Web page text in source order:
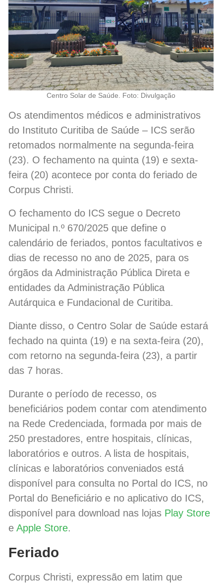
Centro Solar de Saúde. Foto: Divulgação
Os atendimentos médicos e administrativos
do Instituto Curitiba de Saúde – ICS serão
retomados normalmente na segunda-feira
(23). O fechamento na quinta (19) e sexta-
feira (20) acontece por conta do feriado de
Corpus Christi.
O fechamento do ICS segue o Decreto
Municipal n.º 670/2025 que define o
calendário de feriados, pontos facultativos e
dias de recesso no ano de 2025, para os
órgãos da Administração Pública Direta e
entidades da Administração Pública
Autárquica e Fundacional de Curitiba.
Diante disso, o Centro Solar de Saúde estará
fechado na quinta (19) e na sexta-feira (20),
com retorno na segunda-feira (23), a partir
das 7 horas.
Durante o período de recesso, os
beneficiários podem contar com atendimento
na Rede Credenciada, formada por mais de
250 prestadores, entre hospitais, clínicas,
laboratórios e outros. A lista de hospitais,
clínicas e laboratórios conveniados está
disponível para consulta no Portal do ICS, no
Portal do Beneficiário e no aplicativo do ICS,
disponível para download nas lojas Play Store
e Apple Store.
Feriado
Corpus Christi, expressão em latim que